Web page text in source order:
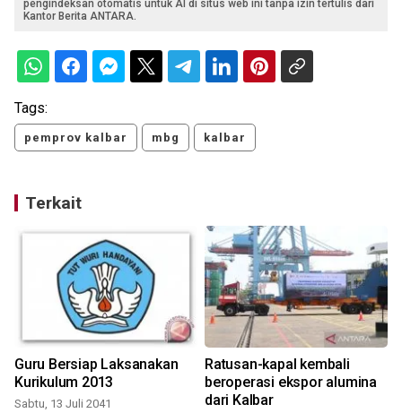
pengindeksan otomatis untuk AI di situs web ini tanpa izin tertulis dari
Kantor Berita ANTARA.
Tags:
pemprov kalbar mbg kalbar
Terkait
Guru Bersiap Laksanakan
Kurikulum 2013
Sabtu, 13 Juli 2041
Ratusan-kapal kembali
beroperasi ekspor alumina
dari Kalbar